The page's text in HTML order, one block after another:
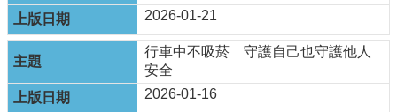
專
頁
資
訊
安
2026-01-21
行車中不吸菸 守護自己也守護他人
安全
2026-01-16